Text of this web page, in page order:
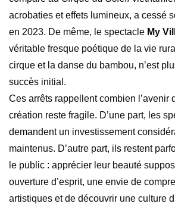
acrobaties et effets lumineux, a cessé
en 2023. De même, le spectacle My
véritable fresque poétique de la vie
cirque et la danse du bambou, n’est
succès initial.
Ces arrêts rappellent combien l’avenir
création reste fragile. D’une part, les
demandent un investissement
maintenus. D’autre part, ils restent
le public : apprécier leur beauté
ouverture d’esprit, une envie de
artistiques et de découvrir une culture